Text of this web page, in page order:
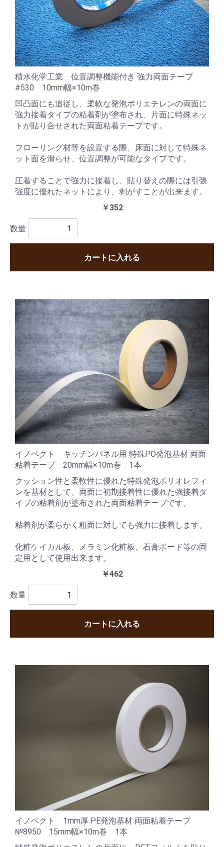
積水化学工業 位置調整機能付き 強力両面テープ
#530 10mm幅×10m巻
凹凸面にも追従し、柔軟な発泡ポリエチレンの両面に
強力接着タイプの粘着剤が塗布され、片面に特殊ネッ
トが貼り合せされた両面粘着テープです。
フローリング材等を設置する際、床面に対して特殊ネ
ット面を滑らせ、位置調整が可能なタイプです。
圧着することで強力に接着し、貼り替えの際には引張
強度に優れたネットにより、剥がすことが出来ます。
￥352
数量
カートに入れる
イノベクト キッチンパネル用 特殊PO発泡基材 両面
粘着テープ 20mm幅×10m巻 1本
クッション性と柔軟性に優れた特殊発泡ポリオレフィ
ンを基材として、両面に初期接着性に優れた強接着タ
イプの粘着剤が塗布された両面粘着テープです。
粘着剤が柔らかく粗面に対しても強力に接着します。
化粧ケイカル板、メラミン化粧板、石膏ボード等の固
定用として使用出来ます。
￥462
数量
カートに入れる
イノベクト 1mm厚 PE発泡基材 両面粘着テープ
№8950 15mm幅×10m巻 1本